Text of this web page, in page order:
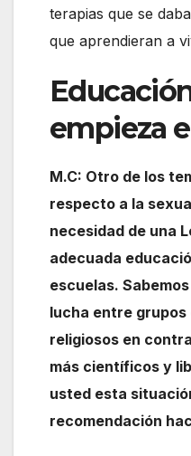
terapias que se
que aprendieran a
empieza
M.C: Otro de los
respecto a la
necesidad de una
adecuada
escuelas.
lucha entre
religiosos en
más científicos y
usted esta
recomendación